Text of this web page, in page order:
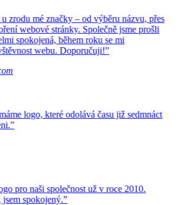
zrodu mé značky – od výběru názvu, přes
webové stránky. Společně jsme prošli
spokojená, během roku se mi
webu. Doporučuji!”
logo, které odolává času již sedmnáct
”
pro naši společnost už v roce 2010.
spokojený.”